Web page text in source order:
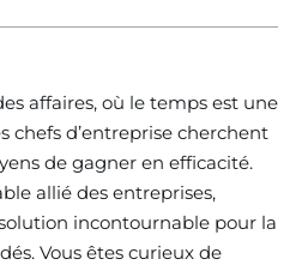
affaires, où le temps est une
chefs d’entreprise cherchent
de gagner en efficacité.
allié des entreprises,
incontournable pour la
Vous êtes curieux de